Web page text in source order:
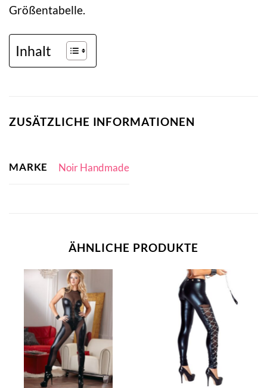
Größentabelle.
Inhalt
ZUSÄTZLICHE INFORMATIONEN
MARKE Noir Handmade
ÄHNLICHE PRODUKTE